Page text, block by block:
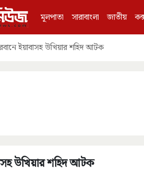
মূলপাতা সারাবাংলা জাতীয়
ইয়াবাসহ উখিয়ার শহিদ আটক
উখিয়ার শহিদ আটক